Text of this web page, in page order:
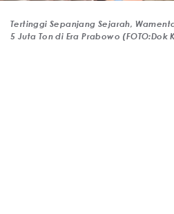
Tertinggi Sepanjang Sejarah,
5 Juta Ton di Era Prabowo (FOTO:Dok